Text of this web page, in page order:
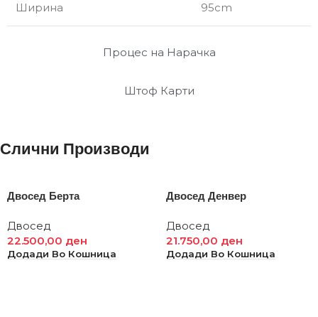
Процес на Нарачка
Штоф Карти
Ширина 95cm
Слични Производи
Двосед Берта
Двосед
22.500,00 ден
Додади Во Кошница
Двосед Денвер
Двосед
21.750,00 ден
Додади Во Кошница